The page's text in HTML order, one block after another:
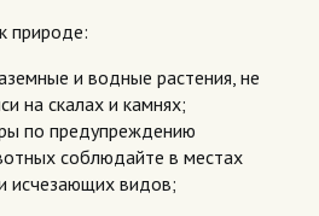
природе:
и водные растения, не
на скалах и камнях;
по предупреждению
соблюдайте в местах
исчезающих видов;